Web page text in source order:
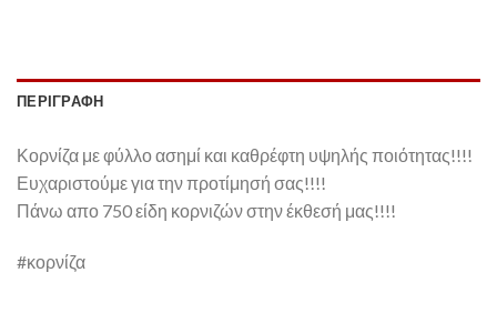
ΠΕΡΙΓΡΑΦΉ
Κορνίζα με φύλλο ασημί και καθρέφτη υψηλής ποιότητας!!!!
Ευχαριστούμε για την προτίμησή σας!!!!
Πάνω απο 750 είδη κορνιζών στην έκθεσή μας!!!!
#κορνίζα